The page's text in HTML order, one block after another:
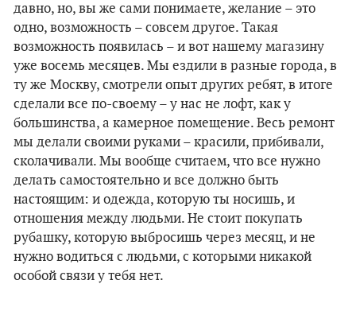
давно, но, вы же сами понимаете, желание – это
одно, возможность – совсем другое. Такая
возможность появилась – и вот нашему магазину
уже восемь месяцев. Мы ездили в разные города, в
ту же Москву, смотрели опыт других ребят, в итоге
сделали все по-своему – у нас не лофт, как у
большинства, а камерное помещение. Весь ремонт
мы делали своими руками – красили, прибивали,
сколачивали. Мы вообще считаем, что все нужно
делать самостоятельно и все должно быть
настоящим: и одежда, которую ты носишь, и
отношения между людьми. Не стоит покупать
рубашку, которую выбросишь через месяц, и не
нужно водиться с людьми, с которыми никакой
особой связи у тебя нет.